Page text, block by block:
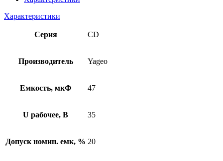
Характеристики
Серия CD
Производитель Yageo
Емкость, мкФ 47
U рабочее, В 35
Допуск номин. емк, % 20